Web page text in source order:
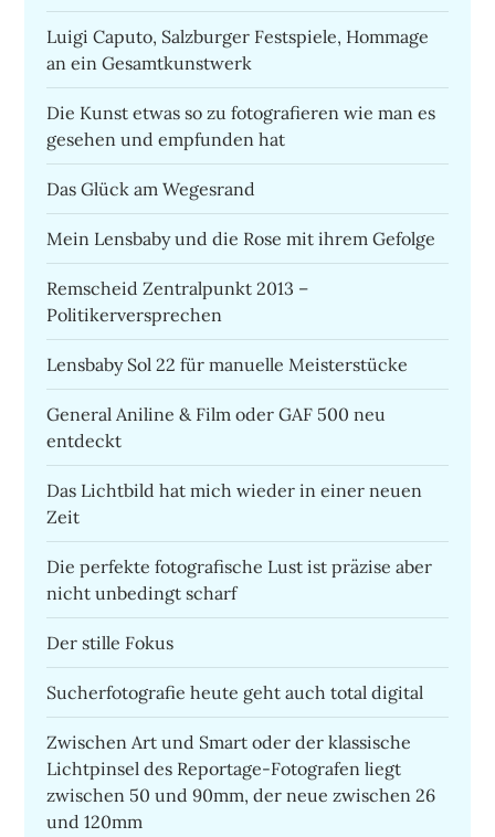
Luigi Caputo, Salzburger Festspiele, Hommage
an ein Gesamtkunstwerk
Die Kunst etwas so zu fotografieren wie man es
gesehen und empfunden hat
Das Glück am Wegesrand
Mein Lensbaby und die Rose mit ihrem Gefolge
Remscheid Zentralpunkt 2013 –
Politikerversprechen
Lensbaby Sol 22 für manuelle Meisterstücke
General Aniline & Film oder GAF 500 neu
entdeckt
Das Lichtbild hat mich wieder in einer neuen
Zeit
Die perfekte fotografische Lust ist präzise aber
nicht unbedingt scharf
Der stille Fokus
Sucherfotografie heute geht auch total digital
Zwischen Art und Smart oder der klassische
Lichtpinsel des Reportage-Fotografen liegt
zwischen 50 und 90mm, der neue zwischen 26
und 120mm